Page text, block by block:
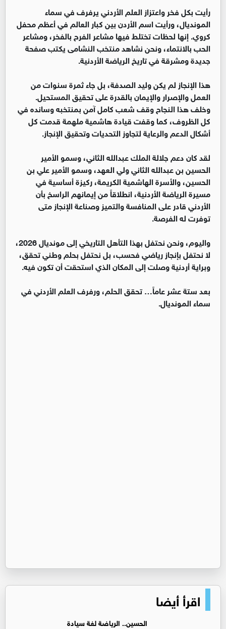
رأيت بكل فخر واعتزاز العلم الأردني يرفرف في سماء
المونديال، ورأيت اسم الأردن بين كبار العالم في أعظم محفل
كروي. إنها لحظات تختلط فيها مشاعر الفرح بالفخر، ومشاعر
الحب بالانتماء، ونحن نشاهد منتخب النشامى يكتب صفحة
جديدة ومشرقة في تاريخ الرياضة الأردنية.
هذا الإنجاز لم يكن وليد الصدفة، بل جاء ثمرة سنوات من
العمل والإصرار والإيمان بالقدرة على تحقيق المستحيل.
وخلف هذا النجاح وقف شعب كامل آمن بمنتخبه وسانده في
كل الظروف، كما وقفت قيادة هاشمية ملهمة قدمت كل
أشكال الدعم والرعاية لتجاوز التحديات وتحقيق الإنجاز.
لقد كان دعم جلالة الملك عبدالله الثاني، وسمو الأمير
الحسين بن عبدالله الثاني ولي العهد، وسمو الأمير علي بن
الحسين، والأسرة الهاشمية الكريمة، ركيزة أساسية في
مسيرة الرياضة الأردنية، انطلاقاً من إيمانهم الراسخ بأن
الأردني قادر على المنافسة والتميز وصناعة الإنجاز متى
توفرت له الفرصة.
واليوم، ونحن نحتفل بهذا التأهل التاريخي إلى مونديال 2026،
لا نحتفل بإنجاز رياضي فحسب، بل نحتفل بحلم وطني تحقق،
وبراية أردنية وصلت إلى المكان الذي استحقت أن تكون فيه.
بعد ستة عشر عاماً… تحقق الحلم، ورفرف العلم الأردني في
سماء المونديال.
اقرأ أيضا
الحسين.. الرياضة لغة سيادة